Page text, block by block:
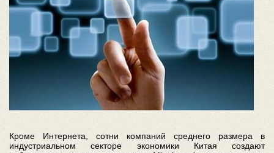
Кроме Интернета, сотни компаний среднего размера в
индустриальном секторе экономики Китая создают